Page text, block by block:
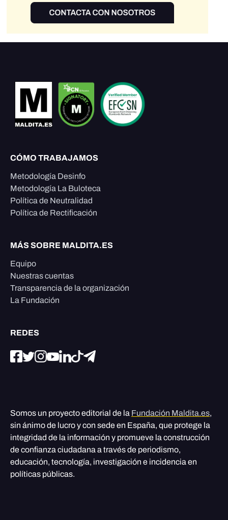
CÓMO TRABAJAMOS
Metodología Desinfo
Metodología La Buloteca
Política de Neutralidad
Política de Rectificación
MÁS SOBRE MALDITA.ES
Equipo
Nuestras cuentas
Transparencia de la organización
La Fundación
REDES
Somos un proyecto editorial de la Fundación Maldita.es,
sin ánimo de lucro y con sede en España, que protege la
integridad de la información y promueve la construcción
de confianza ciudadana a través de periodismo,
educación, tecnología, investigación e incidencia en
políticas públicas.